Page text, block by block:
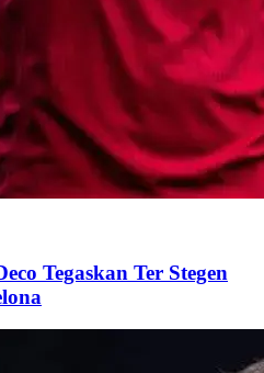
Tegaskan Ter Stegen